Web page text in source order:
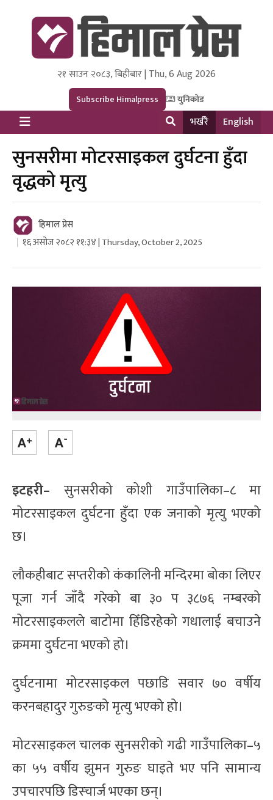
Himal Press
Dot NewsyNepal Media and Research Pvt Ltd.
२१ साउन २०८३, बिहीबार | Thu, 6 Aug 2026
Subscribe Himalpress युनिकोड
भर्खरै English
सुनसरीमा मोटरसाइकल दुर्घटना हुँदा
वृद्धको मृत्यु
हिमाल प्रेस
१६ असोज २०८२ ११:३४ | Thursday, October 2, 2025
इटहरी– सुनसरीको कोशी गाउँपालिका–८ मा
मोटरसाइकल दुर्घटना हुँदा एक जनाको मृत्यु भएको
छ।
लौकहीबाट सप्तरीको कंकालिनी मन्दिरमा बोका लिएर
पूजा गर्न जाँदै गरेको बा ३० प ३८७६ नम्बरको
मोटरसाइकलले बाटोमा हिँडिरहेको गधालाई बचाउने
क्रममा दुर्घटना भएको हो।
दुर्घटनामा मोटरसाइकल पछाडि सवार ७० वर्षीय
करनबहादुर गुरुङको मृत्यु भएको हो।
मोटरसाइकल चालक सुनसरीको गढी गाउँपालिका–५
का ५५ वर्षीय झुमन गुरुङ घाइते भए पनि सामान्य
उपचारपछि डिस्चार्ज भएका छन्।